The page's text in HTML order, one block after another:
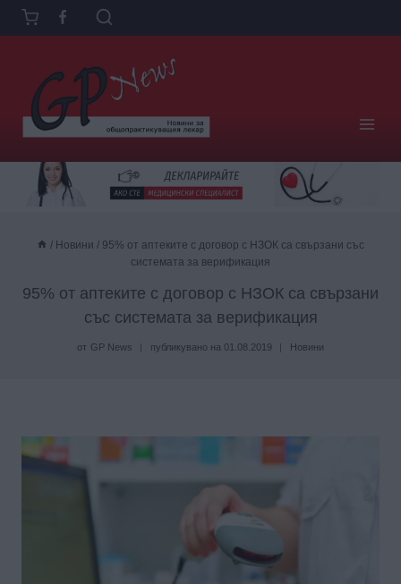
Към
съдържанието
/ Новини / 95% от аптеките с договор с НЗОК са свързани със
системата за верификация
95% от аптеките с договор с НЗОК са свързани
със системата за верификация
от GP News публикувано на 01.08.2019 Новини